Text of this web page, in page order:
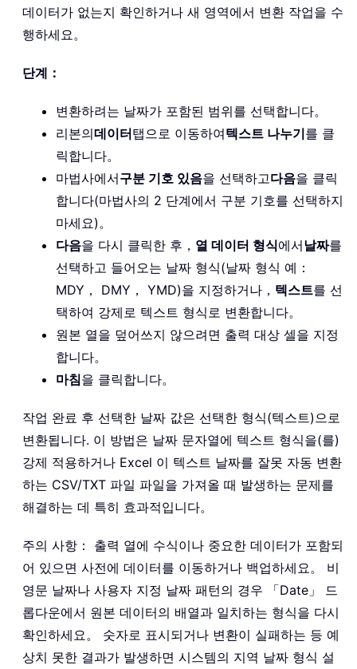
데이터가 없는지 확인하거나 새 영역에서 변환 작업을 수
행하세요。
단계：
변환하려는 날짜가 포함된 범위를 선택합니다。
리본의데이터탭으로 이동하여텍스트 나누기를 클
릭합니다。
마법사에서구분 기호 있음을 선택하고다음을 클릭
합니다(마법사의 2 단계에서 구분 기호를 선택하지
마세요)。
다음을 다시 클릭한 후， 열 데이터 형식에서날짜를
선택하고 들어오는 날짜 형식(날짜 형식 예：
MDY， DMY， YMD)을 지정하거나， 텍스트를 선
택하여 강제로 텍스트 형식로 변환합니다。
원본 열을 덮어쓰지 않으려면 출력 대상 셀을 지정
합니다。
마침을 클릭합니다。
작업 완료 후 선택한 날짜 값은 선택한 형식(텍스트)으로
변환됩니다. 이 방법은 날짜 문자열에 텍스트 형식을(를)
강제 적용하거나 Excel 이 텍스트 날짜를 잘못 자동 변환
하는 CSV/TXT 파일 파일을 가져올 때 발생하는 문제를
해결하는 데 특히 효과적입니다。
주의 사항： 출력 열에 수식이나 중요한 데이터가 포함되
어 있으면 사전에 데이터를 이동하거나 백업하세요。 비
영문 날짜나 사용자 지정 날짜 패턴의 경우 「Date」 드
롭다운에서 원본 데이터의 배열과 일치하는 형식을 다시
확인하세요。 숫자로 표시되거나 변환이 실패하는 등 예
상치 못한 결과가 발생하면 시스템의 지역 날짜 형식 설